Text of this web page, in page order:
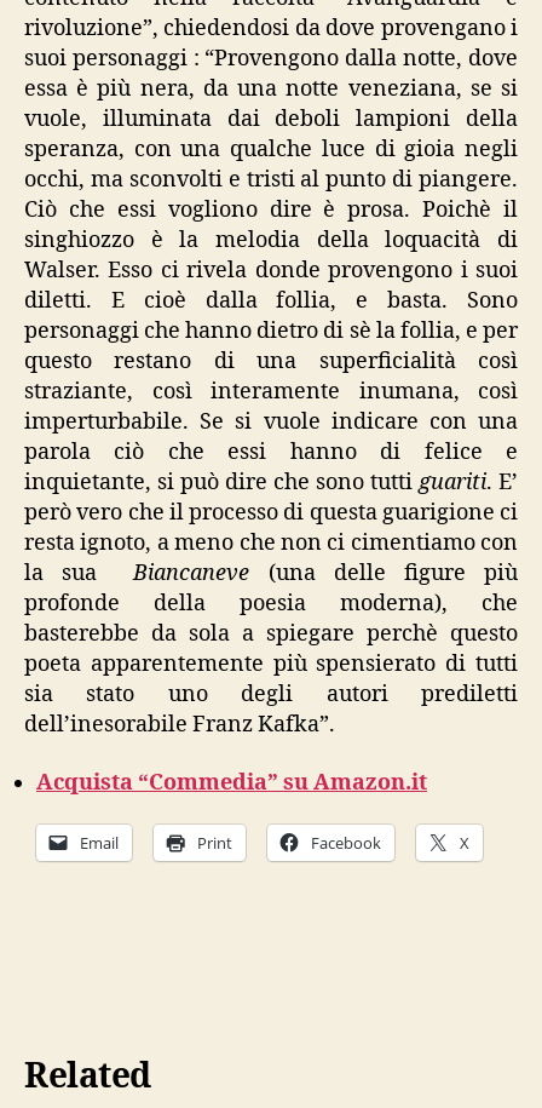
rivoluzione”, chiedendosi da dove provengano i
suoi personaggi : “Provengono dalla notte, dove
essa è più nera, da una notte veneziana, se si
vuole, illuminata dai deboli lampioni della
speranza, con una qualche luce di gioia negli
occhi, ma sconvolti e tristi al punto di piangere.
Ciò che essi vogliono dire è prosa. Poichè il
singhiozzo è la melodia della loquacità di
Walser. Esso ci rivela donde provengono i suoi
diletti. E cioè dalla follia, e basta. Sono
personaggi che hanno dietro di sè la follia, e per
questo restano di una superficialità così
straziante, così interamente inumana, così
imperturbabile. Se si vuole indicare con una
parola ciò che essi hanno di felice e
inquietante, si può dire che sono tuttiguariti. E’
però vero che il processo di questa guarigione ci
resta ignoto, a meno che non ci cimentiamo con
la sua
Biancaneve (una delle figure più
profonde della poesia moderna), che
basterebbe da sola a spiegare perchè questo
poeta apparentemente più spensierato di tutti
sia stato uno degli autori prediletti
dell’inesorabile Franz Kafka”.
Acquista “Commedia” su Amazon.it
Email Print Facebook X
Related